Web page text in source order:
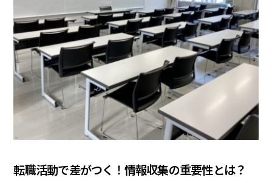
転職活動で差がつく！情報収集の重要性とは？